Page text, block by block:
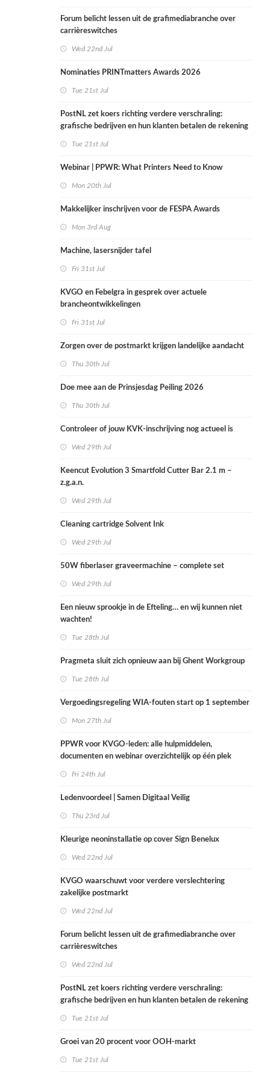
Forum belicht lessen uit de grafimediabranche over
carrièreswitches
Wed 22nd Jul
Nominaties PRINTmatters Awards 2026
Tue 21st Jul
PostNL zet koers richting verdere verschraling:
grafische bedrijven en hun klanten betalen de rekening
Tue 21st Jul
Webinar | PPWR: What Printers Need to Know
Mon 20th Jul
Makkelijker inschrijven voor de FESPA Awards
Mon 3rd Aug
Machine, lasersnijder tafel
Fri 31st Jul
KVGO en Febelgra in gesprek over actuele
brancheontwikkelingen
Fri 31st Jul
Zorgen over de postmarkt krijgen landelijke aandacht
Thu 30th Jul
Doe mee aan de Prinsjesdag Peiling 2026
Thu 30th Jul
Controleer of jouw KVK-inschrijving nog actueel is
Wed 29th Jul
Keencut Evolution 3 Smartfold Cutter Bar 2.1 m –
z.g.a.n.
Wed 29th Jul
Cleaning cartridge Solvent Ink
Wed 29th Jul
50W fiberlaser graveermachine – complete set
Wed 29th Jul
Een nieuw sprookje in de Efteling… en wij kunnen niet
wachten!
Tue 28th Jul
Pragmeta sluit zich opnieuw aan bij Ghent Workgroup
Tue 28th Jul
Vergoedingsregeling WIA-fouten start op 1 september
Mon 27th Jul
PPWR voor KVGO-leden: alle hulpmiddelen,
documenten en webinar overzichtelijk op één plek
Fri 24th Jul
Ledenvoordeel | Samen Digitaal Veilig
Thu 23rd Jul
Kleurige neoninstallatie op cover Sign Benelux
Wed 22nd Jul
KVGO waarschuwt voor verdere verslechtering
zakelijke postmarkt
Wed 22nd Jul
Forum belicht lessen uit de grafimediabranche over
carrièreswitches
Wed 22nd Jul
PostNL zet koers richting verdere verschraling:
grafische bedrijven en hun klanten betalen de rekening
Tue 21st Jul
Groei van 20 procent voor OOH-markt
Tue 21st Jul